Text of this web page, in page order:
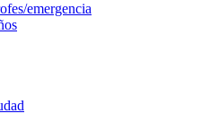
emergencia